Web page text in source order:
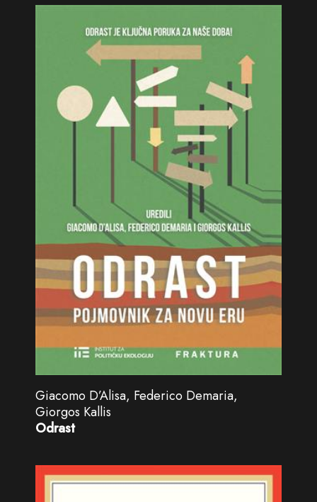
Giacomo D’Alisa, Federico Demaria,
Giorgos Kallis
Odrast